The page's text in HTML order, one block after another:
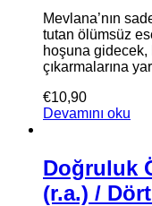
Mevlana’nın
tutan ölümsüz
hoşuna
çıkarmalarına
€10,90
Devamını oku
Doğruluk
(r.a.) /